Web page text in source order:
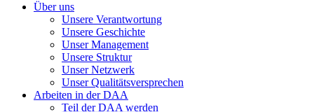
Über uns
Unsere Verantwortung
Unsere Geschichte
Unser Management
Unsere Struktur
Unser Netzwerk
Unser Qualitätsversprechen
Arbeiten in der DAA
Teil der DAA werden